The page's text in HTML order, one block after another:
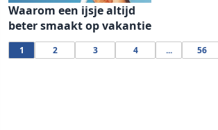
Waarom een ijsje altijd
beter smaakt op vakantie
1 2 3 4 ... 56